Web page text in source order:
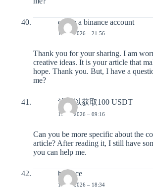
create a binance account
12-01-2026 – 21:56
Thank you for your sharing. I am
creative ideas. It is your article that
hope. Thank you. But, I have a
me?
注册以获取100 USDT
13-01-2026 – 09:16
Can you be more specific about the
article? After reading it, I still have
you can help me.
binance
14-01-2026 – 18:34